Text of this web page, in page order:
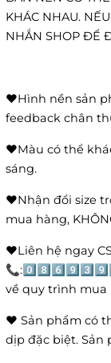
KHÁC NHAU.
NHẮN SHOP ĐỂ
❤️Hình nền sản
feedback chân
❤️Màu có thể
sáng.
❤️Nhận đổi size
mua hàng,
❤️Liên hệ ngay
về quy trình mua
❤️ Sản phẩm có
dịp đặc biệt. Sản